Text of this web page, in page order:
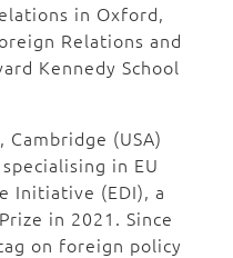
in Oxford,
Relations and
Kennedy School
(USA)
in EU
Initiative (EDI), a
in 2021. Since
on foreign policy